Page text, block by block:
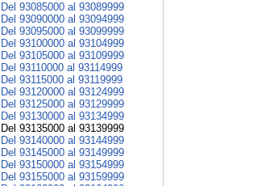
Del 93085000 al 93089999
Del 93090000 al 93094999
Del 93095000 al 93099999
Del 93100000 al 93104999
Del 93105000 al 93109999
Del 93110000 al 93114999
Del 93115000 al 93119999
Del 93120000 al 93124999
Del 93125000 al 93129999
Del 93130000 al 93134999
Del 93135000 al 93139999
Del 93140000 al 93144999
Del 93145000 al 93149999
Del 93150000 al 93154999
Del 93155000 al 93159999